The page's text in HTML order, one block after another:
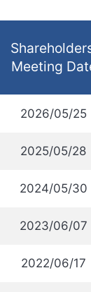
Meeting
2026/05/25
2025/05/28
2024/05/30
2023/06/07
2022/06/17